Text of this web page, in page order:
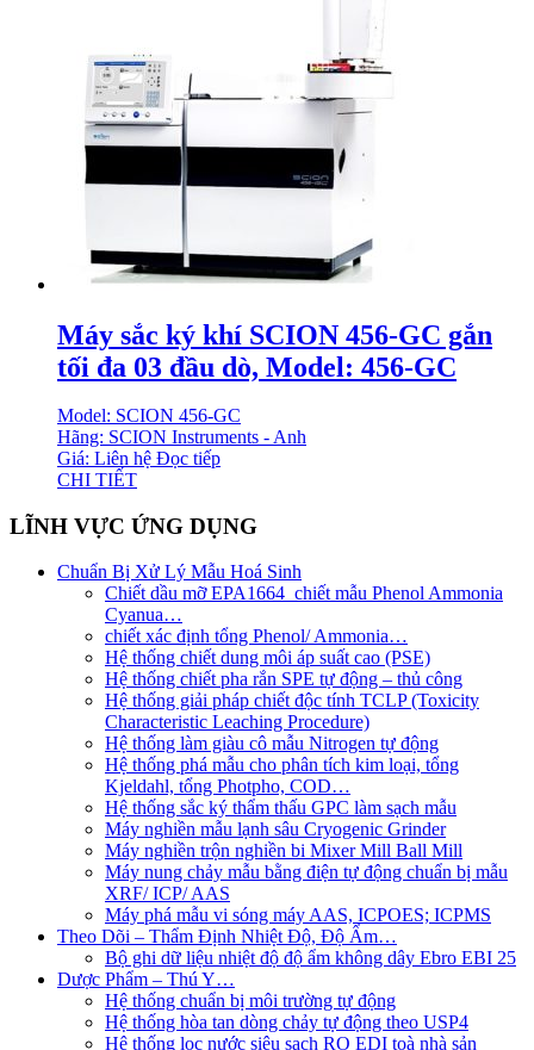
Máy sắc ký khí SCION 456-GC gắn
tối đa 03 đầu dò, Model: 456-GC
Model: SCION 456-GC
Hãng: SCION Instruments - Anh
Giá: Liên hệ Đọc tiếp
CHI TIẾT
LĨNH VỰC ỨNG DỤNG
Chuẩn Bị Xử Lý Mẫu Hoá Sinh
Chiết dầu mỡ EPA1664_chiết mẫu Phenol Ammonia
Cyanua…
chiết xác định tổng Phenol/ Ammonia…
Hệ thống chiết dung môi áp suất cao (PSE)
Hệ thống chiết pha rắn SPE tự động – thủ công
Hệ thống giải pháp chiết độc tính TCLP (Toxicity
Characteristic Leaching Procedure)
Hệ thống làm giàu cô mẫu Nitrogen tự động
Hệ thống phá mẫu cho phân tích kim loại, tổng
Kjeldahl, tổng Photpho, COD…
Hệ thống sắc ký thẩm thấu GPC làm sạch mẫu
Máy nghiền mẫu lạnh sâu Cryogenic Grinder
Máy nghiền trộn nghiền bi Mixer Mill Ball Mill
Máy nung chảy mẫu bằng điện tự động chuẩn bị mẫu
XRF/ ICP/ AAS
Máy phá mẫu vi sóng máy AAS, ICPOES; ICPMS
Theo Dõi – Thẩm Định Nhiệt Độ, Độ Ẩm…
Bộ ghi dữ liệu nhiệt độ độ ẩm không dây Ebro EBI 25
Dược Phẩm – Thú Y…
Hệ thống chuẩn bị môi trường tự động
Hệ thống hòa tan dòng chảy tự động theo USP4
Hệ thống lọc nước siêu sạch RO EDI​​ toà nhà sản